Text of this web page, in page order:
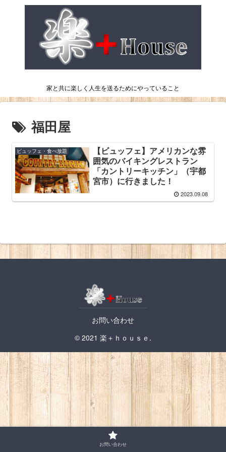
家と共に楽しく人生を送るためにやっていること
福田屋
ビュッフェ・食べ放題
【ビュッフェ】アメリカンな雰
囲気のバイキングレストラン
「カントリーキッチン」（宇都
宮市）に行きました！
2023.09.08
お問い合わせ
© 2021 楽＋ｈｏｕｓｅ.
お問い合わせ